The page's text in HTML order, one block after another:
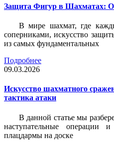
Защита Фигур в Шахматах:
В мире шахмат, где
соперниками, искусство
из самых фундаментальных
Подробнее
09.03.2026
Искусство шахматного
тактика атаки
В данной статье мы
наступательные операции
плацдармы на доске